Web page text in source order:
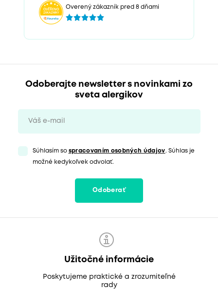
Overený zákazník pred 8 dňami
Odoberajte newsletter s novinkami zo
sveta alergikov
Súhlasím so spracovaním osobných údajov. Súhlas je
možné kedykoľvek odvolať.
Odoberať
Užitočné informácie
Poskytujeme praktické a zrozumiteľné
rady